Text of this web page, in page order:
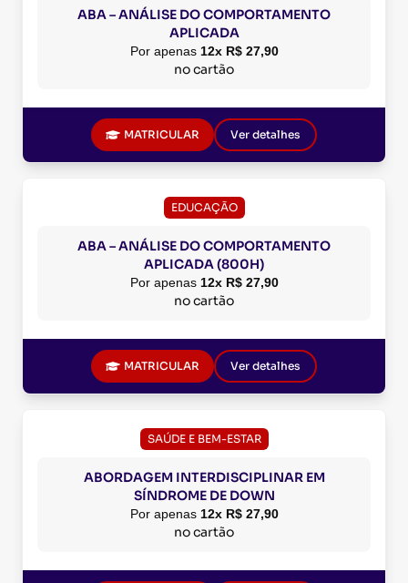
ABA – ANÁLISE DO COMPORTAMENTO
APLICADA
Por apenas 12x R$ 27,90
no cartão
MATRICULAR Ver detalhes
EDUCAÇÃO
ABA – ANÁLISE DO COMPORTAMENTO
APLICADA (800H)
Por apenas 12x R$ 27,90
no cartão
MATRICULAR Ver detalhes
SAÚDE E BEM-ESTAR
ABORDAGEM INTERDISCIPLINAR EM
SÍNDROME DE DOWN
Por apenas 12x R$ 27,90
no cartão